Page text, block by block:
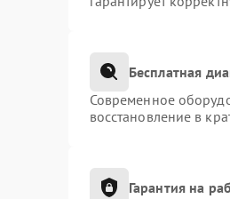
Бесплатная
Современное
восстановление в
Гарантия на